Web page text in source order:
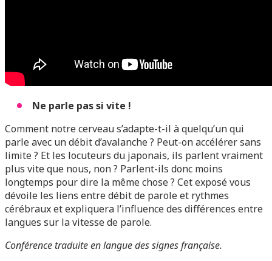
Ne parle pas si vite !
Comment notre cerveau s’adapte-t-il à quelqu’un qui
parle avec un débit d’avalanche ? Peut-on accélérer sans
limite ? Et les locuteurs du japonais, ils parlent vraiment
plus vite que nous, non ? Parlent-ils donc moins
longtemps pour dire la même chose ? Cet exposé vous
dévoile les liens entre débit de parole et rythmes
cérébraux et expliquera l’influence des différences entre
langues sur la vitesse de parole.
Conférence traduite en langue des signes française.